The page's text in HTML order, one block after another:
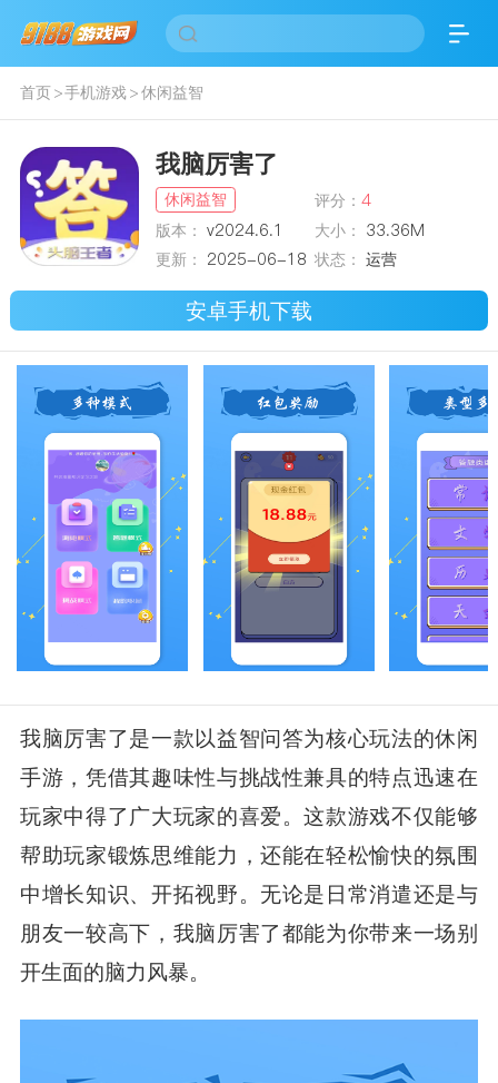
首页>手机游戏>休闲益智
我脑厉害了
休闲益智 评分：4
版本： v2024.6.1 大小： 33.36M
更新： 2025-06-18 状态： 运营
安卓手机下载
我脑厉害了是一款以益智问答为核心玩法的休闲
手游，凭借其趣味性与挑战性兼具的特点迅速在
玩家中得了广大玩家的喜爱。这款游戏不仅能够
帮助玩家锻炼思维能力，还能在轻松愉快的氛围
中增长知识、开拓视野。无论是日常消遣还是与
朋友一较高下，我脑厉害了都能为你带来一场别
开生面的脑力风暴。